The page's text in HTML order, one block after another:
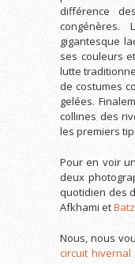
différence
gigantesque
ses couleurs
lutte
de costumes
gelées.
collines des
les premiers
Pour en voir
deux
quotidien des
Afkhami et
Nous, nous
circuit